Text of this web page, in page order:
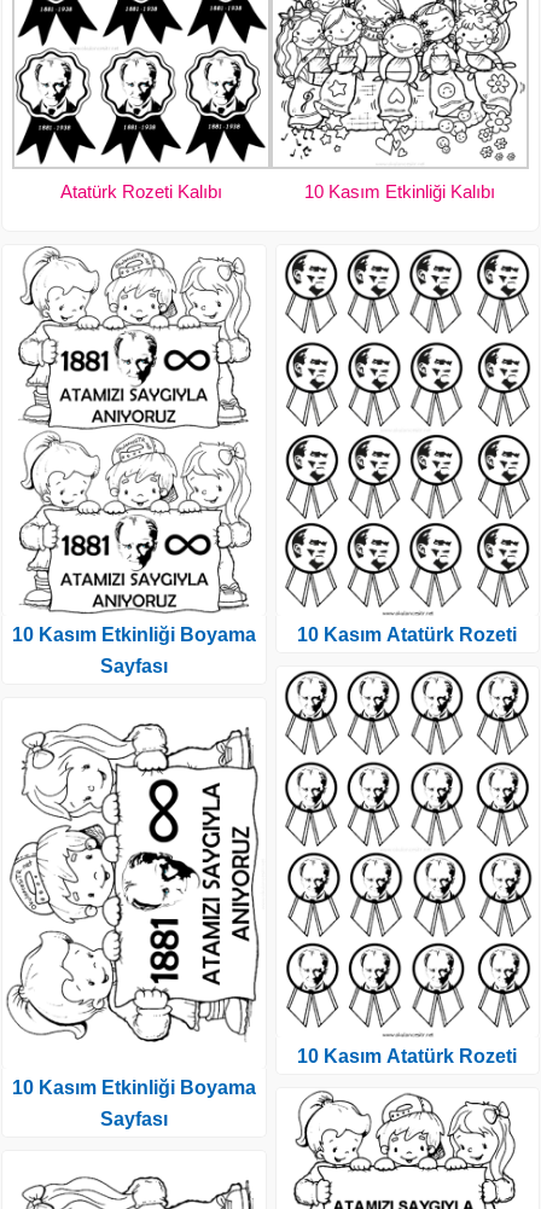
Atatürk Rozeti Kalıbı 10 Kasım Etkinliği Kalıbı
10 Kasım Etkinliği Boyama
Sayfası
10 Kasım Etkinliği Boyama
Sayfası
10 Kasım Atatürk Rozeti
10 Kasım Atatürk Rozeti